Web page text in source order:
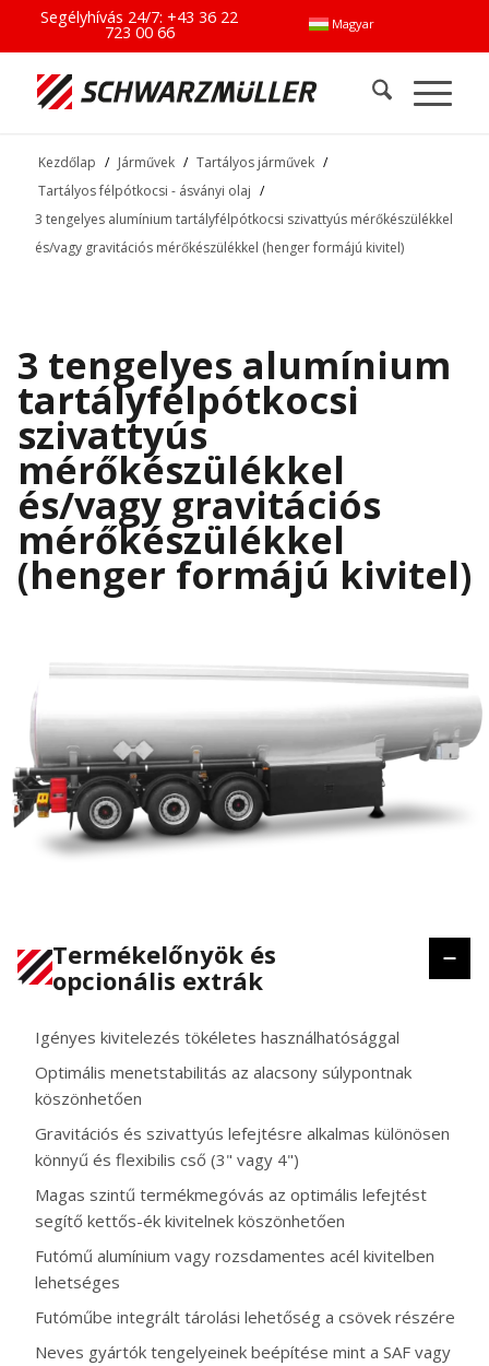
Magyar
Segélyhívás 24/7:+43 36 22
723 00 66
Kezdőlap / Járművek / Tartályos járművek /
Tartályos félpótkocsi - ásványi olaj /
3 tengelyes alumínium tartályfélpótkocsi szivattyús mérőkészülékkel
és/vagy gravitációs mérőkészülékkel (henger formájú kivitel)
3 tengelyes alumínium
tartályfélpótkocsi
szivattyús
mérőkészülékkel
és/vagy gravitációs
mérőkészülékkel
(henger formájú kivitel)
Termékelőnyök és
opcionális extrák
Igényes kivitelezés tökéletes használhatósággal
Optimális menetstabilitás az alacsony súlypontnak
köszönhetően
Gravitációs és szivattyús lefejtésre alkalmas különösen
könnyű és flexibilis cső (3" vagy 4")
Magas szintű termékmegóvás az optimális lefejtést
segítő kettős-ék kivitelnek köszönhetően
Futómű alumínium vagy rozsdamentes acél kivitelben
lehetséges
Futóműbe integrált tárolási lehetőség a csövek részére
Neves gyártók tengelyeinek beépítése mint a SAF vagy